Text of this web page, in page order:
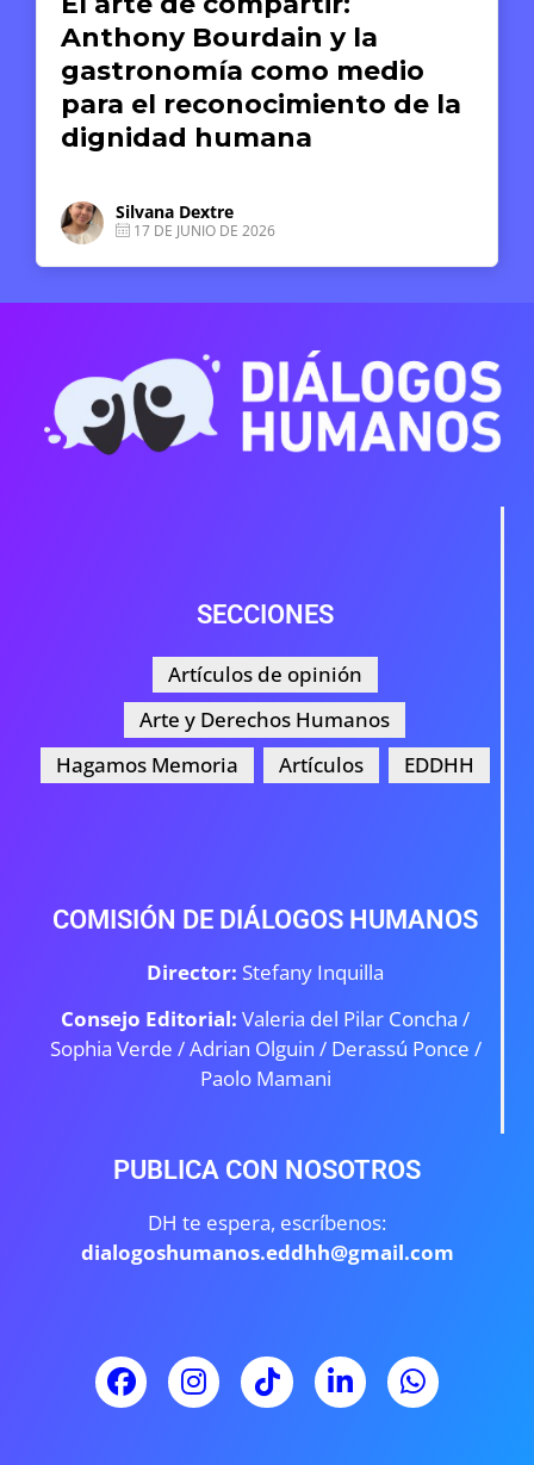
Anthony Bourdain y la
gastronomía como medio
para el reconocimiento de la
dignidad humana
Silvana Dextre
17 DE JUNIO DE 2026
SECCIONES
Artículos de opinión
Arte y Derechos Humanos
Hagamos Memoria
Artículos EDDHH
COMISIÓN DE DIÁLOGOS HUMANOS
Director: Stefany Inquilla
Consejo Editorial: Valeria del Pilar Concha /
Sophia Verde /Adrian Olguin / Derassú Ponce /
Paolo Mamani
PUBLICA CON NOSOTROS
DH te espera, escríbenos:
dialogoshumanos.eddhh@gmail.com